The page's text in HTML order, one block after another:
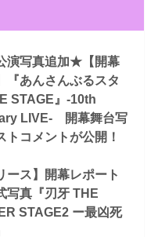
演写真追加★【開幕
『あんさんぶるスタ
STAGE』-10th
LIVE- 開幕舞台写
トコメントが公開！
ース】開幕レポート
写真『刃牙 THE
STAGE2 ー最凶死